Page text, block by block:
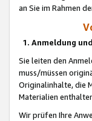
an Sie im Rahmen
1. Anmeldung
Sie leiten den
muss/müssen
Originalinhalte, die
Materialien
Wir prüfen Ihre